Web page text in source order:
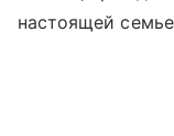
настоящей